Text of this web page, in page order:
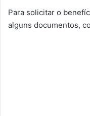
Para solicitar o
alguns documentos,